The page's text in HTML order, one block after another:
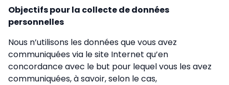
Objectifs pour la collecte de données
personnelles
Nous n’utilisons les données que vous avez
communiquées via le site Internet qu’en
concordance avec le but pour lequel vous les avez
communiquées, à savoir, selon le cas,